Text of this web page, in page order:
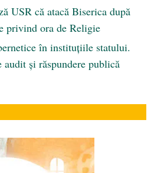
USR că atacă Biserica după
privind ora de Religie
în instituțiile statului.
și răspundere publică